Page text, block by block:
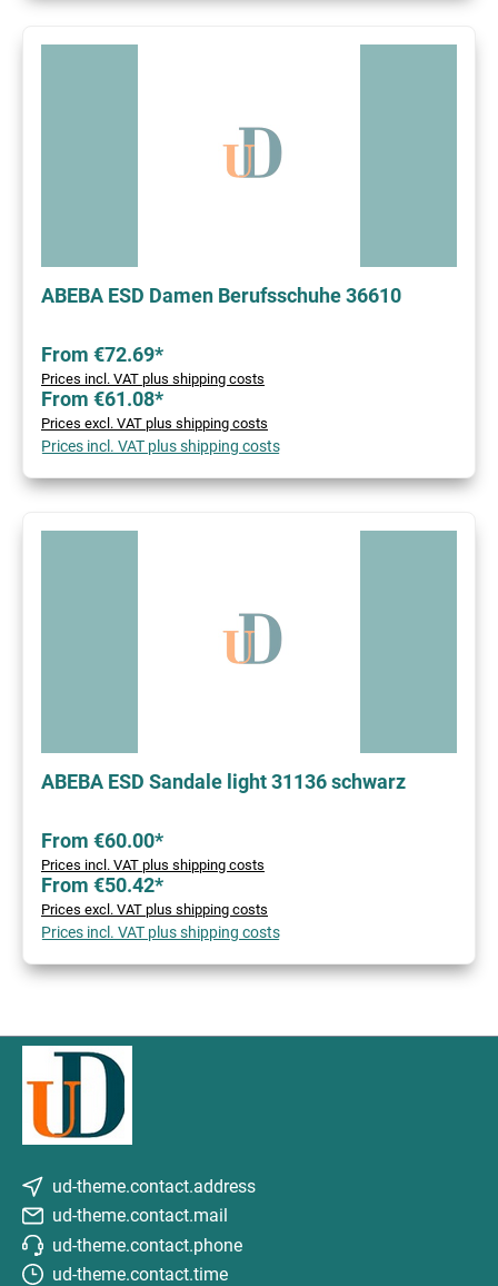
ABEBA ESD Damen Berufsschuhe 36610
From €72.69*
Prices incl. VAT plus shipping costs
From €61.08*
Prices excl. VAT plus shipping costs
Prices incl. VAT plus shipping costs
ABEBA ESD Sandale light 31136 schwarz
From €60.00*
Prices incl. VAT plus shipping costs
From €50.42*
Prices excl. VAT plus shipping costs
Prices incl. VAT plus shipping costs
ud-theme.contact.address
ud-theme.contact.mail
ud-theme.contact.phone
ud-theme.contact.time